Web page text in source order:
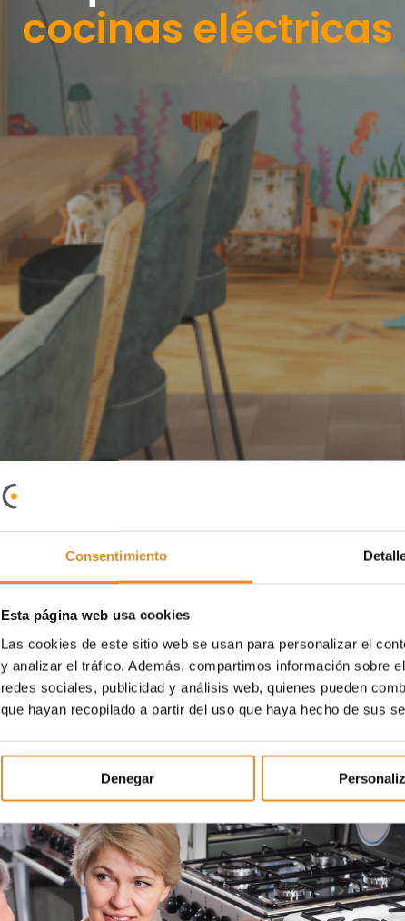
Consentimiento
Esta página web usa cookies
Las cookies de este sitio web se usan para personalizar el
y analizar el tráfico. Además, compartimos información sobre
redes sociales, publicidad y análisis web, quienes pueden
que hayan recopilado a partir del uso que haya hecho de sus
Denegar
cocinas eléctricas